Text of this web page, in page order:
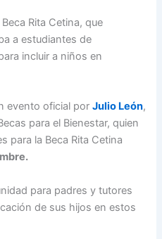
Rita Cetina, que
a estudiantes de
incluir a niños en
evento oficial porJulio León,
para el Bienestar, quien
para la Beca Rita Cetina
para padres y tutores
de sus hijos en estos